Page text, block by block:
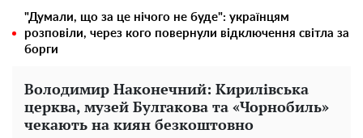
"Думали, що за це нічого не буде": українцям
розповіли, через кого повернули відключення світла за
борги
Володимир Наконечний: Кирилівська
церква, музей Булгакова та «Чорнобиль»
чекають на киян безкоштовно